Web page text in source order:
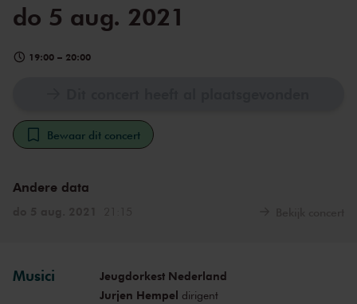
do 5 aug. 2021
19:00 – 20:00
Bewaar dit concert
Andere data
Musici
Jeugdorkest Nederland
Jurjen Hempel dirigent